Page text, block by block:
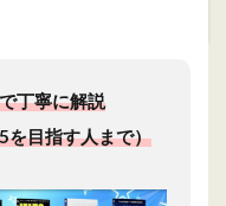
丁寧に解説
を目指す人まで）